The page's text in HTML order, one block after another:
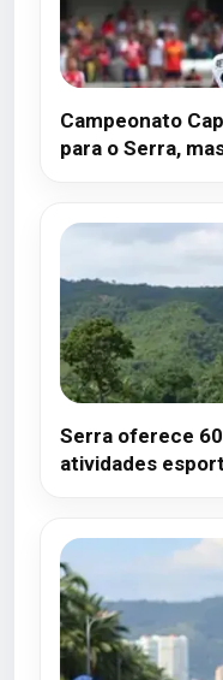
Campeonato
para o Serra,
Serra oferece
atividades